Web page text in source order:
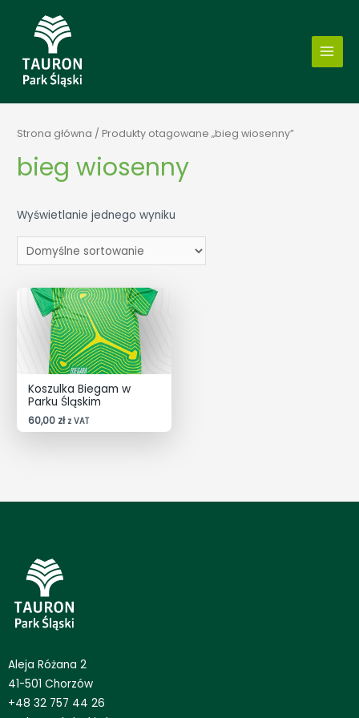
Strona główna / Produkty otagowane „bieg wiosenny”
bieg wiosenny
Wyświetlanie jednego wyniku
Koszulka Biegam w
Parku Śląskim
60,00 zł z VAT
Aleja Różana 2
41-501 Chorzów
+48 32 757 44 26